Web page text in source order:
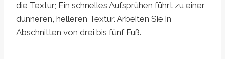
die Textur; Ein schnelles Aufsprühen führt zu einer
dünneren, helleren Textur. Arbeiten Sie in
Abschnitten von drei bis fünf Fuß.